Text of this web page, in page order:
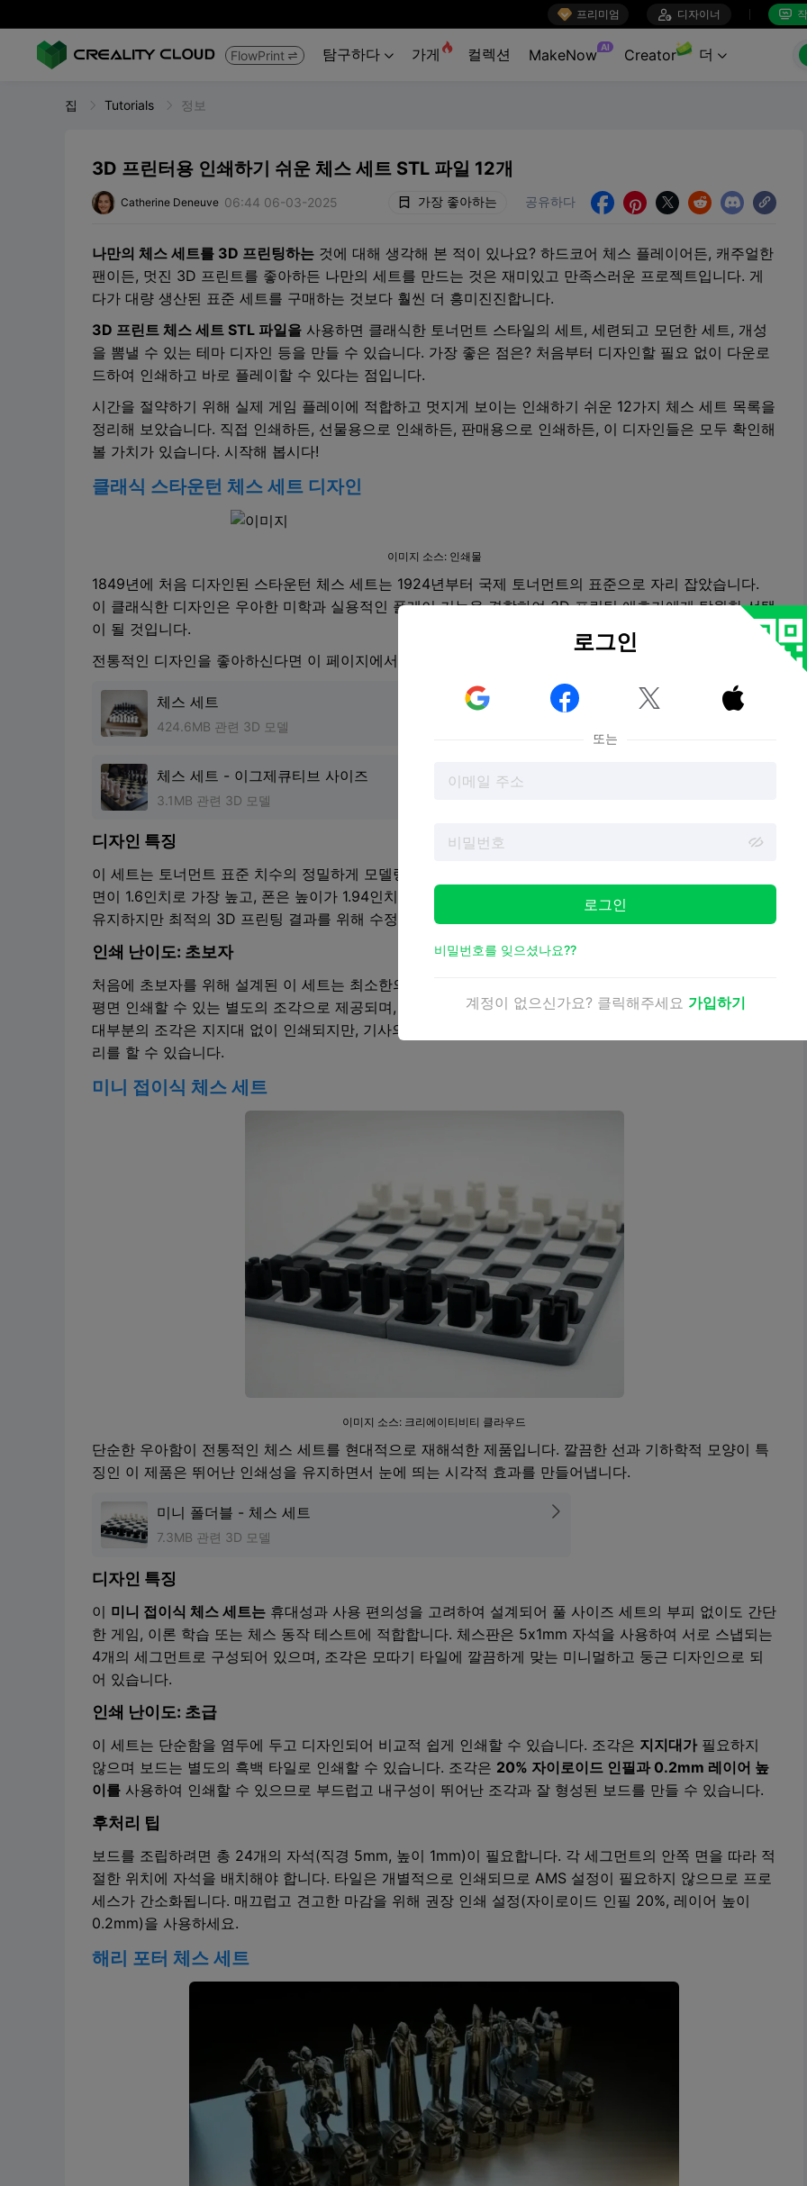
 프리미엄  디자이너 
FlowPrint  탐구하다  가게  컬렉션 MakeNow AI Creator 더 
집 Tutorials 정보
3D 프린터용 인쇄하기 쉬운 체스 세트 STL 파일 12개
Catherine Deneuve 06:44 06-03-2025 가장 좋아하는 공유하다     
나만의 체스 세트를 3D 프린팅하는 것에 대해 생각해 본 적이 있나요? 하드코어 체스 플레이어든, 캐주얼한
팬이든, 멋진 3D 프린트를 좋아하든 나만의 세트를 만드는 것은 재미있고 만족스러운 프로젝트입니다. 게
다가 대량 생산된 표준 세트를 구매하는 것보다 훨씬 더 흥미진진합니다.
3D 프린트 체스 세트 STL 파일을 사용하면 클래식한 토너먼트 스타일의 세트, 세련되고 모던한 세트, 개성
을 뽐낼 수 있는 테마 디자인 등을 만들 수 있습니다. 가장 좋은 점은? 처음부터 디자인할 필요 없이 다운로
드하여 인쇄하고 바로 플레이할 수 있다는 점입니다.
시간을 절약하기 위해 실제 게임 플레이에 적합하고 멋지게 보이는 인쇄하기 쉬운 12가지 체스 세트 목록을
정리해 보았습니다. 직접 인쇄하든, 선물용으로 인쇄하든, 판매용으로 인쇄하든, 이 디자인들은 모두 확인해
볼 가치가 있습니다. 시작해 봅시다!
클래식 스타운턴 체스 세트 디자인
이미지 소스: 인쇄물
1849년에 처음 디자인된 스타운턴 체스 세트는 1924년부터 국제 토너먼트의 표준으로 자리 잡았습니다.
이 클래식한 디자인은 우아한 미학과 실용적인 플레이 기능을 결합하여 3D 프린팅 애호가에게 탁월한 선택
이 될 것입니다.
전통적인 디자인을 좋아하신다면 이 페이지에서 고품질 모델 파일을 확인해 보세요.
체스 세트
424.6MB 관련 3D 모델
체스 세트 - 이그제큐티브 사이즈
3.1MB 관련 3D 모델
디자인 특징
이 세트는 토너먼트 표준 치수의 정밀하게 모델링된 말들로 구성되어 있습니다. 왕은 높이가 4.06인치, 밑
면이 1.6인치로 가장 높고, 폰은 높이가 1.94인치, 밑면이 1.2인치입니다. 각 조각은 원래의 스타운턴 비율을
유지하지만 최적의 3D 프린팅 결과를 위해 수정 사항이 포함되어 있습니다.
인쇄 난이도: 초보자
처음에 초보자를 위해 설계된 이 세트는 최소한의 지지 구조가 필요합니다. 왕의 십자가는 빌드 플레이트에
평면 인쇄할 수 있는 별도의 조각으로 제공되며, 나중에 제자리에 붙일 수 있도록 특별히 설계되었습니다.
대부분의 조각은 지지대 없이 인쇄되지만, 기사의 경우 턱 아래에 최소한의 지지대를 설치하면 깔끔한 마무
리를 할 수 있습니다.
미니 접이식 체스 세트
이미지 소스: 크리에이티비티 클라우드
단순한 우아함이 전통적인 체스 세트를 현대적으로 재해석한 제품입니다. 깔끔한 선과 기하학적 모양이 특
징인 이 제품은 뛰어난 인쇄성을 유지하면서 눈에 띄는 시각적 효과를 만들어냅니다.
미니 폴더블 - 체스 세트
7.3MB 관련 3D 모델
디자인 특징
이 미니 접이식 체스 세트는 휴대성과 사용 편의성을 고려하여 설계되어 풀 사이즈 세트의 부피 없이도 간단
한 게임, 이론 학습 또는 체스 동작 테스트에 적합합니다. 체스판은 5x1mm 자석을 사용하여 서로 스냅되는
4개의 세그먼트로 구성되어 있으며, 조각은 모따기 타일에 깔끔하게 맞는 미니멀하고 둥근 디자인으로 되
어 있습니다.
인쇄 난이도: 초급
이 세트는 단순함을 염두에 두고 디자인되어 비교적 쉽게 인쇄할 수 있습니다. 조각은 지지대가필요하지
않으며 보드는 별도의 흑백 타일로 인쇄할 수 있습니다. 조각은 20% 자이로이드 인필과 0.2mm 레이어 높
이를 사용하여 인쇄할 수 있으므로 부드럽고 내구성이 뛰어난 조각과 잘 형성된 보드를 만들 수 있습니다.
후처리 팁
보드를 조립하려면 총 24개의 자석(직경 5mm, 높이 1mm)이 필요합니다. 각 세그먼트의 안쪽 면을 따라 적
절한 위치에 자석을 배치해야 합니다. 타일은 개별적으로 인쇄되므로 AMS 설정이 필요하지 않으므로 프로
세스가 간소화됩니다. 매끄럽고 견고한 마감을 위해 권장 인쇄 설정(자이로이드 인필 20%, 레이어 높이
0.2mm)을 사용하세요.
해리 포터 체스 세트
로그인
  
또는
로그인
비밀번호를 잊으셨나요??
계정이 없으신가요? 클릭해주세요 가입하기